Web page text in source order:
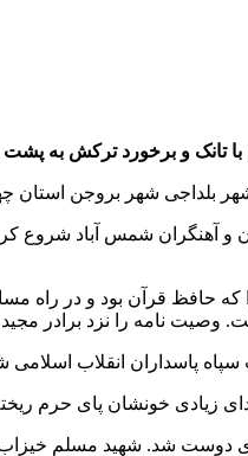
و آهنگران شمس آباد شروع
که‌ حافظ قرآن بود و در راه
نامه را نزد برادر مجید
زیادی خونشان پای حرم
وارد لشکر عملیاتی ۱۴ امام حسین (ع) شد. سجاد در